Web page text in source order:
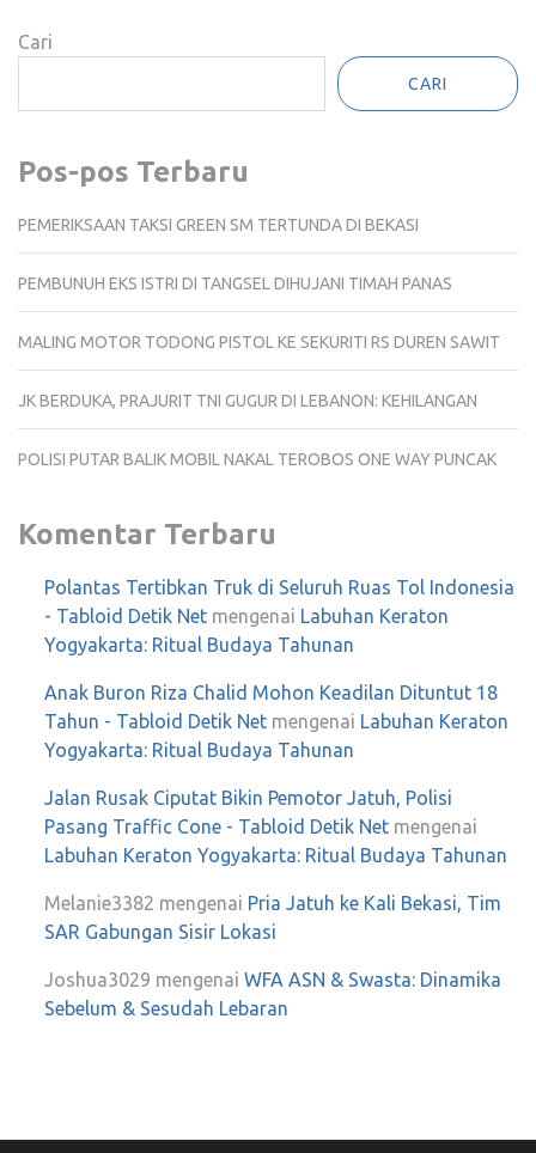
Cari
CARI
Pos-pos Terbaru
PEMERIKSAAN TAKSI GREEN SM TERTUNDA DI BEKASI
PEMBUNUH EKS ISTRI DI TANGSEL DIHUJANI TIMAH PANAS
MALING MOTOR TODONG PISTOL KE SEKURITI RS DUREN SAWIT
JK BERDUKA, PRAJURIT TNI GUGUR DI LEBANON: KEHILANGAN
POLISI PUTAR BALIK MOBIL NAKAL TEROBOS ONE WAY PUNCAK
Komentar Terbaru
Polantas Tertibkan Truk di Seluruh Ruas Tol Indonesia
- Tabloid Detik Net mengenai Labuhan Keraton
Yogyakarta: Ritual Budaya Tahunan
Anak Buron Riza Chalid Mohon Keadilan Dituntut 18
Tahun - Tabloid Detik Net mengenai Labuhan Keraton
Yogyakarta: Ritual Budaya Tahunan
Jalan Rusak Ciputat Bikin Pemotor Jatuh, Polisi
Pasang Traffic Cone - Tabloid Detik Net mengenai
Labuhan Keraton Yogyakarta: Ritual Budaya Tahunan
Melanie3382 mengenai Pria Jatuh ke Kali Bekasi, Tim
SAR Gabungan Sisir Lokasi
Joshua3029 mengenai WFA ASN & Swasta: Dinamika
Sebelum & Sesudah Lebaran